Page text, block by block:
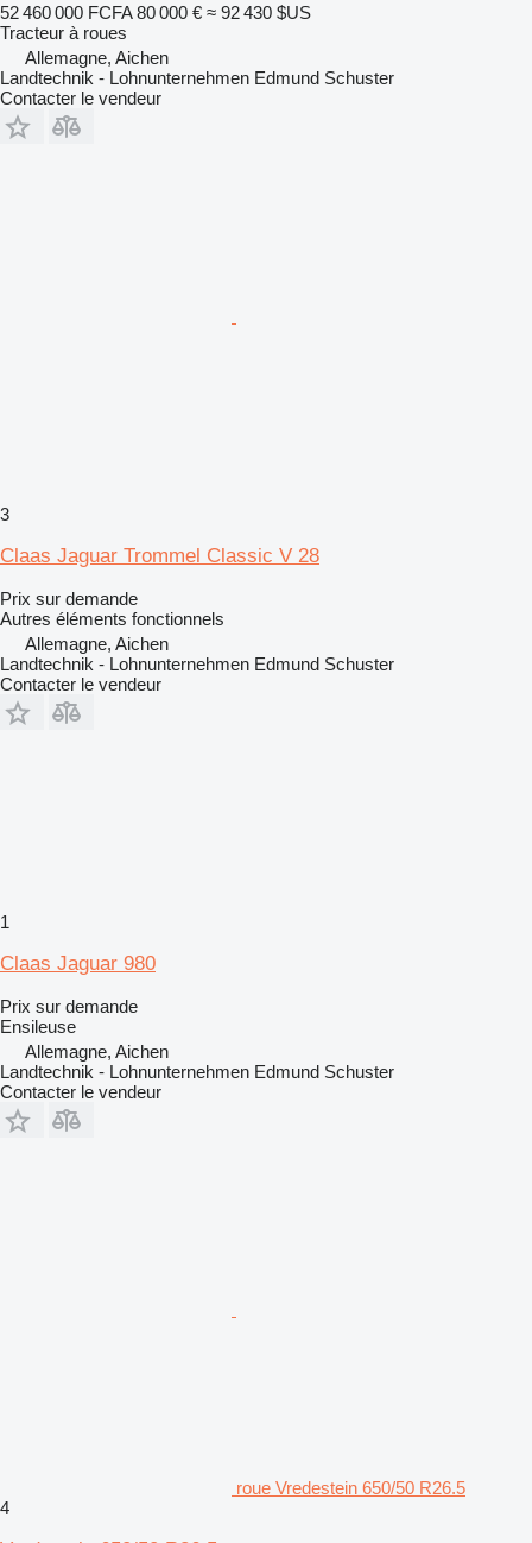
52 460 000 FCFA 80 000 € ≈ 92 430 $US
Tracteur à roues
Allemagne, Aichen
Landtechnik - Lohnunternehmen Edmund Schuster
Contacter le vendeur
3
Claas Jaguar Trommel Classic V 28
Prix sur demande
Autres éléments fonctionnels
Allemagne, Aichen
Landtechnik - Lohnunternehmen Edmund Schuster
Contacter le vendeur
1
Claas Jaguar 980
Prix sur demande
Ensileuse
Allemagne, Aichen
Landtechnik - Lohnunternehmen Edmund Schuster
Contacter le vendeur
roue Vredestein 650/50 R26.5
4